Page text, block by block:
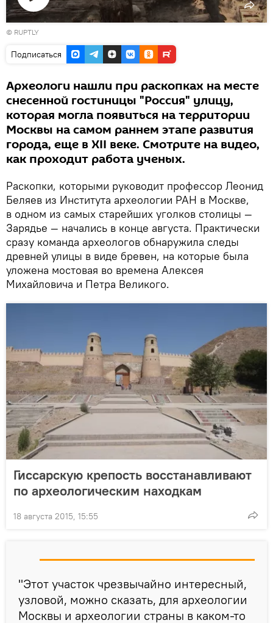
Воспроизвести
видео
© RUPTLY
Подписаться
Археологи нашли при раскопках на месте
снесенной гостиницы "Россия" улицу,
которая могла появиться на территории
Москвы на самом раннем этапе развития
города, еще в XII веке. Смотрите на видео,
как проходит работа ученых.
Раскопки, которыми руководит профессор Леонид
Беляев из Института археологии РАН в Москве,
в одном из самых старейших уголков столицы —
Зарядье — начались в конце августа. Практически
сразу команда археологов обнаружила следы
древней улицы в виде бревен, на которые была
уложена мостовая во времена Алексея
Михайловича и Петра Великого.
Гиссарскую крепость восстанавливают
по археологическим находкам
18 августа 2015, 15:55
"Этот участок чрезвычайно интересный,
узловой, можно сказать, для археологии
Москвы и археологии страны в каком-то